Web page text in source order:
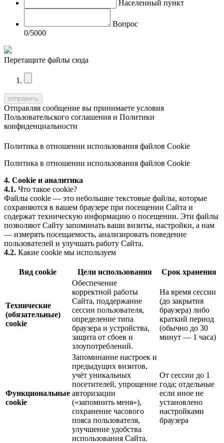
Населенный пункт
Вопрос
0/5000
Перетащите файлы сюда
Отправляя сообщение вы принимаете условия
Пользовательского соглашения и Политики
конфиденциальности
Политика в отношении использования файлов Cookie
Политика в отношении использования файлов Cookie
4. Cookie и аналитика
4.1. Что такое cookie?
Файлы cookie — это небольшие текстовые файлы, которые
сохраняются в вашем браузере при посещении Сайта и
содержат техническую информацию о посещении. Эти файлы
позволяют Сайту запоминать ваши визиты, настройки, а нам
— измерять посещаемость, анализировать поведение
пользователей и улучшать работу Сайта.
4.2. Какие cookie мы используем
Вид cookie Цели использования Срок хранения
Технические
(обязательные)
cookie
Обеспечение
корректной работы
Сайта, поддержание
сессии пользователя,
определение типа
браузера и устройства,
защита от сбоев и
злоупотреблений.
На время сессии
(до закрытия
браузера) либо
краткий период
(обычно до 30
минут — 1 часа)
Функциональные
cookie
Запоминание настроек и
предыдущих визитов,
учёт уникальных
посетителей, упрощение
авторизации
(«запомнить меня»),
сохранение часового
пояса пользователя,
улучшение удобства
использования Сайта.
От сессии до 1
года; отдельные
если иное не
установлено
настройками
браузера